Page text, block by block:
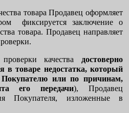
товара Продавец оформляет
фиксируется заключение о
товара. Продавец направляет
качества достоверно
в товаре недостатка, который
Покупателю или по причинам,
его передачи), Продавец
Покупателя, изложенные в